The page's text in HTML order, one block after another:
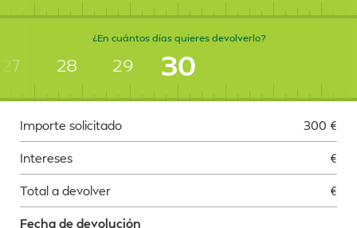
¿En cuántos días quieres devolverlo?
27 28 29 30
Importe solicitado 300 €
Intereses €
Total a devolver €
Fecha de devolución